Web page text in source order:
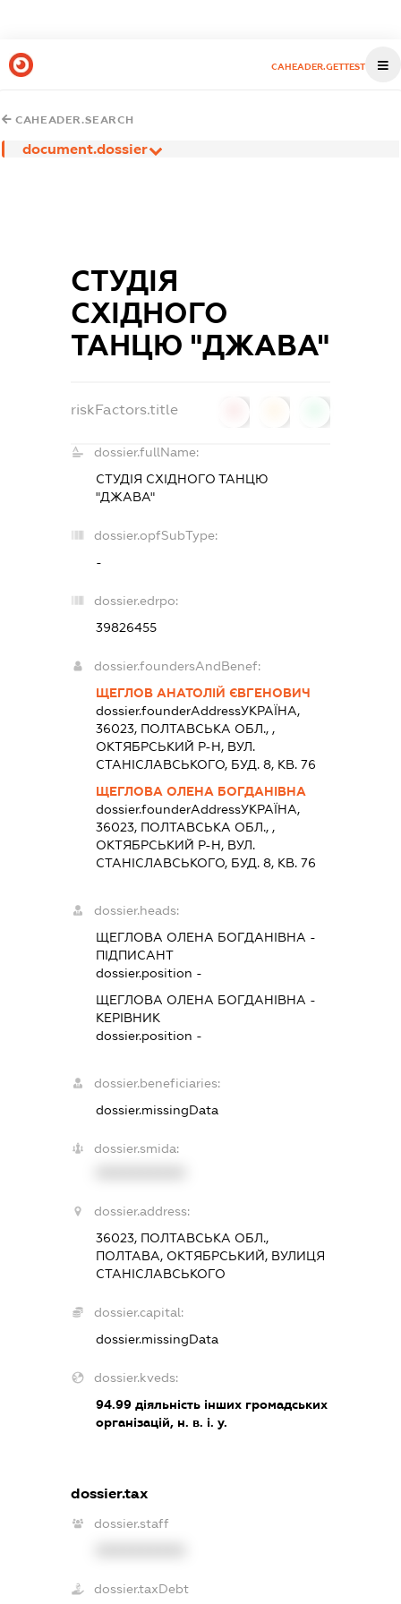
CAHEADER.GETTEST
CAHEADER.SEARCH
document.dossier
СТУДІЯ
СХІДНОГО
ТАНЦЮ "ДЖАВА"
riskFactors.title
dossier.fullName:
СТУДІЯ СХІДНОГО ТАНЦЮ
"ДЖАВА"
dossier.opfSubType:
-
dossier.edrpo:
39826455
dossier.foundersAndBenef:
ЩЕГЛОВ АНАТОЛІЙ ЄВГЕНОВИЧ
dossier.founderAddressУКРАЇНА,
36023, ПОЛТАВСЬКА ОБЛ., ,
ОКТЯБРСЬКИЙ Р-Н, ВУЛ.
СТАНІСЛАВСЬКОГО, БУД. 8, КВ. 76
ЩЕГЛОВА ОЛЕНА БОГДАНІВНА
dossier.founderAddressУКРАЇНА,
36023, ПОЛТАВСЬКА ОБЛ., ,
ОКТЯБРСЬКИЙ Р-Н, ВУЛ.
СТАНІСЛАВСЬКОГО, БУД. 8, КВ. 76
dossier.heads:
ЩЕГЛОВА ОЛЕНА БОГДАНІВНА -
ПІДПИСАНТ
dossier.position -
ЩЕГЛОВА ОЛЕНА БОГДАНІВНА -
КЕРІВНИК
dossier.position -
dossier.beneficiaries:
dossier.missingData
dossier.smida:
dossier.address:
36023, ПОЛТАВСЬКА ОБЛ.,
ПОЛТАВА, ОКТЯБРСЬКИЙ, ВУЛИЦЯ
СТАНІСЛАВСЬКОГО
dossier.capital:
dossier.missingData
dossier.kveds:
94.99 діяльність інших громадських
організацій, н. в. і. у.
dossier.tax
dossier.staff
dossier.taxDebt